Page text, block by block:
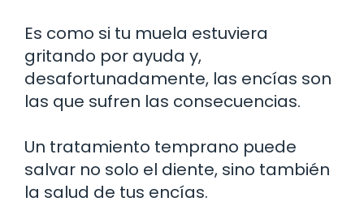
Es como si tu muela estuviera
gritando por ayuda y,
desafortunadamente, las encías son
las que sufren las consecuencias.
Un tratamiento temprano puede
salvar no solo el diente, sino también
la salud de tus encías.